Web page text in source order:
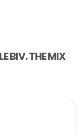
BIV. THE MIX